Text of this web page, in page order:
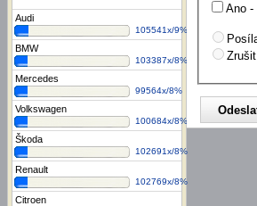
Audi
105541x/9%
BMW
103387x/8%
Mercedes
99564x/8%
Volkswagen
100684x/8%
Škoda
102691x/8%
Renault
102769x/8%
Citroen
Ano -